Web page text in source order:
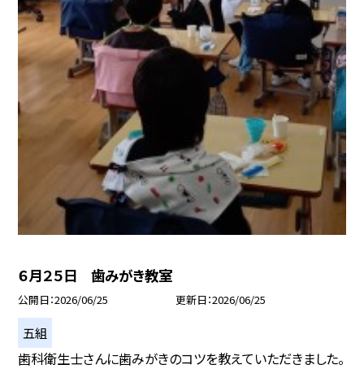
６月２５日 歯みがき教室
公開日 2026/06/25 更新日 2026/06/25
五組
歯科衛生士さんに歯みがきのコツを教えていただきました。